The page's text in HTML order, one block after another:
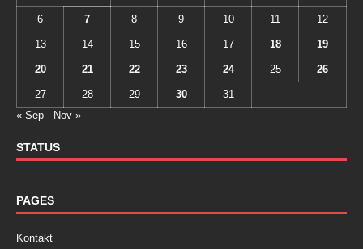
6 7 8 9 10 11 12
13 14 15 16 17 18 19
20 21 22 23 24 25 26
27 28 29 30
31
« Sep
Nov »
STATUS
PAGES
Kontakt